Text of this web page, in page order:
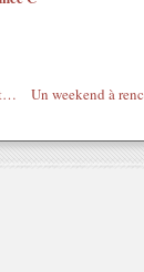
Mc 5, 1-20 : Comme Jésus, agir justement en toute situation